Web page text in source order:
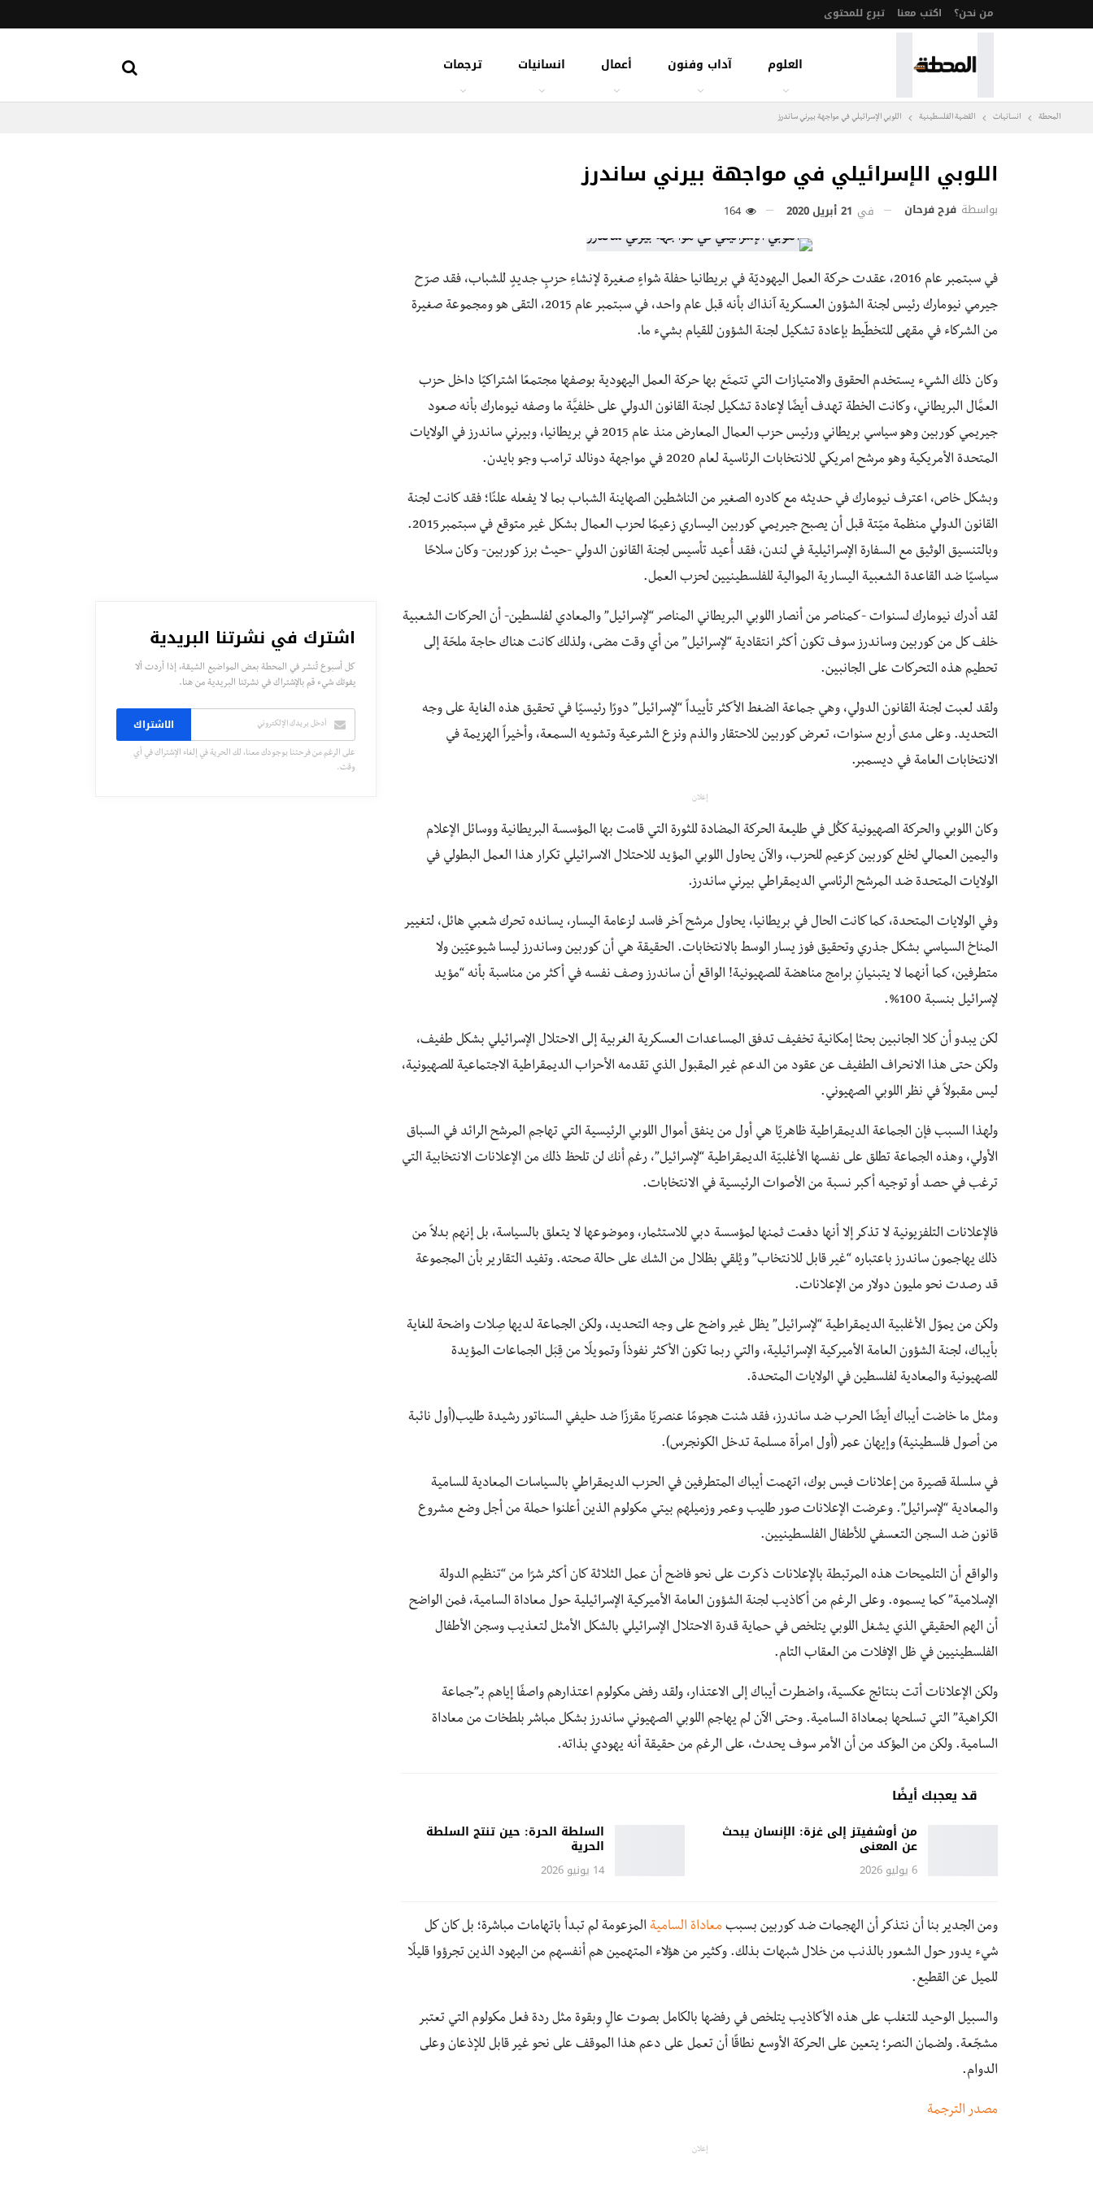
من نحن؟ اكتب معنا تبرع للمحتوى
العلوم آداب وفنون أعمال انسانيات ترجمات
المحطة انسانيات القضية الفلسطينية اللوبي الإسرائيلي في مواجهة بيرني ساندرز
اللوبي الإسرائيلي في مواجهة بيرني ساندرز
بواسطة فرح فرحان في 21 أبريل 2020 164
في سبتمبر عام 2016، عقدت حركة العمل اليهوديّة في بريطانيا حفلة شواءٍ صغيرة لإنشاءِ حزبٍ جديدٍ للشباب، فقد صرّح
جيرمي نيومارك رئيس لجنة الشؤون العسكرية آنذاك بأنه قبل عام واحد، في سبتمبر عام 2015، التقى هو ومجموعة صغيرة
من الشركاء في مقهى للتخطّيط بإعادة تشكيل لجنة الشؤون للقيام بشيء ما.
وكان ذلك الشيء يستخدم الحقوق والامتيازات التي تتمتَع بها حركة العمل اليهودية بوصفها مجتمعًا اشتراكيًا داخل حزب
العمَّال البريطاني، وكانت الخطة تهدف أيضًا لإعادة تشكيل لجنة القانون الدولي على خلفيَّة ما وصفه نيومارك بأنه صعود
جيريمي كوربين وهو سياسي بريطاني ورئيس حزب العمال المعارض منذ عام 2015 في بريطانيا، وبيرني ساندرز في الولايات
المتحدة الأمريكية وهو مرشح امريكي للانتخابات الرئاسية لعام 2020 في مواجهة دونالد ترامب وجو بايدن.
وبشكل خاص، اعترف نيومارك في حديثه مع كادره الصغير من الناشطين الصهاينة الشباب بما لا يفعله علنًا؛ فقد كانت لجنة
القانون الدولي منظمة ميّتة قبل أن يصبح جيريمي كوربين اليساري زعيمًا لحزب العمال بشكل غير متوقع في سبتمبر2015.
وبالتنسيق الوثيق مع السفارة الإسرائيلية في لندن، فقد أُعيد تأسيس لجنة القانون الدولي -حيث برز كوربين- وكان سلاحًا
سياسيًا ضد القاعدة الشعبية اليسارية الموالية للفلسطينيين لحزب العمل.
لقد أدرك نيومارك لسنوات -كمناصر من أنصار اللوبي البريطاني المناصر “لإسرائيل” والمعادي لفلسطين- أن الحركات الشعبية
خلف كل من كوربين وساندرز سوف تكون أكثر انتقادية “لإسرائيل” من أي وقت مضى، ولذلك كانت هناك حاجة ملحّة إلى
تحطيم هذه التحركات على الجانبين.
ولقد لعبت لجنة القانون الدولي، وهي جماعة الضغط الأكثر تأييداً “لإسرائيل” دورًا رئيسيًا في تحقيق هذه الغاية على وجه
التحديد. وعلى مدى أربع سنوات، تعرض كوربين للاحتقار والذم ونزع الشرعية وتشويه السمعة، وأخيراً الهزيمة في
الانتخابات العامة في ديسمبر.
إعلان
وكان اللوبي والحركة الصهيونية ككُل في طليعة الحركة المضادة للثورة التي قامت بها المؤسسة البريطانية ووسائل الإعلام
واليمين العمالي لخلع كوربين كزعيم للحزب، والآن يحاول اللوبي المؤيد للاحتلال الاسرائيلي تكرار هذا العمل البطولي في
الولايات المتحدة ضد المرشح الرئاسي الديمقراطي بيرني ساندرز.
وفي الولايات المتحدة، كما كانت الحال في بريطانيا، يحاول مرشح آخر فاسد لزعامة اليسار، يسانده تحرك شعبي هائل، لتغيير
المناخ السياسي بشكل جذري وتحقيق فوز يسار الوسط بالانتخابات. الحقيقة هي أن كوربين وساندرز ليسا شيوعيّين ولا
متطرفين، كما أنهما لا يتبنيانِ برامج مناهضة للصهيونية! الواقع أن ساندرز وصف نفسه في أكثر من مناسبة بأنه “مؤيد
لإسرائيل بنسبة 100%.
لكن يبدو أن كلا الجانبين بحثا إمكانية تخفيف تدفق المساعدات العسكرية الغربية إلى الاحتلال الإسرائيلي بشكل طفيف،
ولكن حتى هذا الانحراف الطفيف عن عقود من الدعم غير المقبول الذي تقدمه الأحزاب الديمقراطية الاجتماعية للصهيونية،
ليس مقبولاً في نظر اللوبي الصهيوني.
ولهذا السبب فإن الجماعة الديمقراطية ظاهريًا هي أول من ينفق أموال اللوبي الرئيسية التي تهاجم المرشح الرائد في السباق
الأولي، وهذه الجماعة تطلق على نفسها الأغلبيّة الديمقراطية “لإسرائيل”، رغم أنك لن تلحظ ذلك من الإعلانات الانتخابية التي
ترغب في حصد أو توجيه أكبر نسبة من الأصوات الرئيسية في الانتخابات.
فالإعلانات التلفزيونية لا تذكر إلا أنها دفعت ثمنها لمؤسسة دبي للاستثمار، وموضوعها لا يتعلق بالسياسة، بل إنهم بدلاً من
ذلك يهاجمون ساندرز باعتباره “غير قابل للانتخاب” ويُلقي بظلال من الشك على حالة صحته. وتفيد التقارير بأن المجموعة
قد رصدت نحو مليون دولار من الإعلانات.
ولكن من يموّل الأغلبية الديمقراطية “لإسرائيل” يظل غير واضح على وجه التحديد، ولكن الجماعة لديها صِلات واضحة للغاية
بأيباك، لجنة الشؤون العامة الأميركية الإسرائيلية، والتي ربما تكون الأكثر نفوذاً وتمويلًا من قِبَل الجماعات المؤيدة
للصهيونية والمعادية لفلسطين في الولايات المتحدة.
ومثل ما خاضت أيباك أيضًا الحرب ضد ساندرز، فقد شنت هجومًا عنصريًا مقززًا ضد حليفي السناتور رشيدة طليب(أول نائبة
من أصول فلسطينية) وإيهان عمر (أول امرأة مسلمة تدخل الكونجرس).
في سلسلة قصيرة من إعلانات فيس بوك، اتهمت أيباك المتطرفين في الحزب الديمقراطي بالسياسات المعادية للسامية
والمعادية “لإسرائيل”. وعرضت الإعلانات صور طليب وعمر وزميلهم بيتي مكولوم الذين أعلنوا حملة من أجل وضع مشروع
قانون ضد السجن التعسفي للأطفال الفلسطينيين.
والواقع أن التلميحات هذه المرتبطة بالإعلانات ذكرت على نحو فاضح أن عمل الثلاثة كان أكثر شرًا من “تنظيم الدولة
الإسلامية” كما يسموه. وعلى الرغم من أكاذيب لجنة الشؤون العامة الأميركية الإسرائيلية حول معاداة السامية، فمن الواضح
أن الهم الحقيقي الذي يشغل اللوبي يتلخص في حماية قدرة الاحتلال الإسرائيلي بالشكل الأمثل لتعذيب وسجن الأطفال
الفلسطينيين في ظل الإفلات من العقاب التام.
ولكن الإعلانات أتت بنتائج عكسية، واضطرت أيباك إلى الاعتذار، ولقد رفض مكولوم اعتذارهم واصفًا إياهم بـ”جماعة
الكراهية” التي تسلحها بمعاداة السامية. وحتى الآن لم يهاجم اللوبي الصهيوني ساندرز بشكل مباشر بلطخات من معاداة
السامية. ولكن من المؤكد من أن الأمر سوف يحدث، على الرغم من حقيقة أنه يهودي بذاته.
قد يعجبك أيضًا
من أوشفيتز إلى غزة: الإنسان يبحث
عن المعنى
6 يوليو 2026
السلطة الحرة: حين تنتج السلطة
الحرية
14 يونيو 2026
ومن الجدير بنا أن نتذكر أن الهجمات ضد كوربين بسبب معاداة السامية المزعومة لم تبدأ باتهامات مباشرة؛ بل كان كل
شيء يدور حول الشعور بالذنب من خلال شبهات بذلك. وكثير من هؤلاء المتهمين هم أنفسهم من اليهود الذين تجرؤوا قليلًا
للميل عن القطيع.
والسبيل الوحيد للتغلب على هذه الأكاذيب يتلخص في رفضها بالكامل بصوت عالٍ وبقوة مثل ردة فعل مكولوم التي تعتبر
مشجّعة. ولضمان النصر؛ يتعين على الحركة الأوسع نطاقًا أن تعمل على دعم هذا الموقف على نحو غير قابل للإذعان وعلى
الدوام.
مصدر الترجمة
إعلان
اشترك في نشرتنا البريدية
كل أسبوع تُنشر في المحطة بعض المواضيع الشيقة، إذا أردت ألا
يفوتك شيء قم بالإشتراك في نشرتنا البريدية من هنا.
الاشتراك
على الرغم من فرحتنا بوجودك معنا، لك الحرية في إلغاء الإشتراك في أي
وقت.